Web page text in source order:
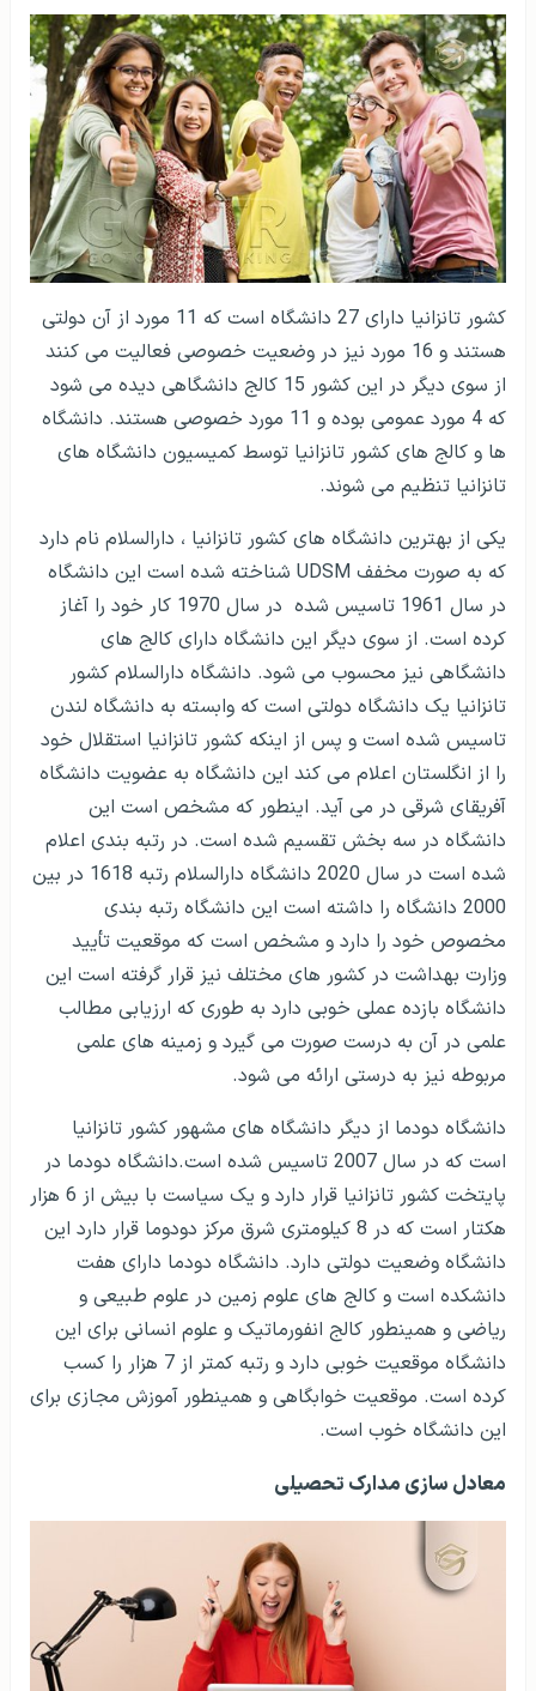
کشور تانزانیا دارای 27 دانشگاه است که 11 مورد از آن دولتی
هستند و 16 مورد نیز در وضعیت خصوصی فعالیت می کنند
از سوی دیگر در این کشور 15 کالج دانشگاهی دیده می شود
که 4 مورد عمومی بوده و 11 مورد خصوصی هستند. دانشگاه
ها و کالج های کشور تانزانیا توسط کمیسیون دانشگاه های
تانزانیا تنظیم می شوند.
یکی از بهترین دانشگاه های کشور تانزانیا ، دارالسلام نام دارد
که به صورت مخفف UDSM شناخته شده است این دانشگاه
در سال 1961 تاسیس شده در سال 1970 کار خود را آغاز
کرده است. از سوی دیگر این دانشگاه دارای کالج های
دانشگاهی نیز محسوب می شود. دانشگاه دارالسلام کشور
تانزانیا یک دانشگاه دولتی است که وابسته به دانشگاه لندن
تاسیس شده است و پس از اینکه کشور تانزانیا استقلال خود
را از انگلستان اعلام می کند این دانشگاه به عضویت دانشگاه
آفریقای شرقی در می آید. اینطور که مشخص است این
دانشگاه در سه بخش تقسیم شده است. در رتبه بندی اعلام
شده است در سال 2020 دانشگاه دارالسلام رتبه 1618 در بین
2000 دانشگاه را داشته است این دانشگاه رتبه بندی
مخصوص خود را دارد و مشخص است که موقعیت تأیید
وزارت بهداشت در کشور های مختلف نیز قرار گرفته است این
دانشگاه بازده عملی خوبی دارد به طوری که ارزیابی مطالب
علمی در آن به درست صورت می گیرد و زمینه های علمی
مربوطه نیز به درستی ارائه می شود.
دانشگاه دودما از دیگر دانشگاه های مشهور کشور تانزانیا
است که در سال 2007 تاسیس شده است.دانشگاه دودما در
پایتخت کشور تانزانیا قرار دارد و یک سیاست با بیش از 6 هزار
هکتار است که در 8 کیلومتری شرق مرکز دودوما قرار دارد این
دانشگاه وضعیت دولتی دارد. دانشگاه دودما دارای هفت
دانشکده است و کالج های علوم زمین در علوم طبیعی و
ریاضی و همینطور کالج انفورماتیک و علوم انسانی برای این
دانشگاه موقعیت خوبی دارد و رتبه کمتر از 7 هزار را کسب
کرده است. موقعیت خوابگاهی و همینطور آموزش مجازی برای
این دانشگاه خوب است.
معادل سازی مدارک تحصیلی